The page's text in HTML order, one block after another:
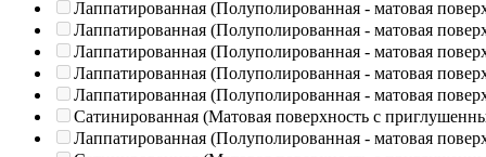
Лаппатированная (Полуполированная - матовая
Лаппатированная (Полуполированная - матовая
Лаппатированная (Полуполированная - матовая
Лаппатированная (Полуполированная - матовая
Лаппатированная (Полуполированная - матовая
Сатинированная (Матовая поверхность с
Лаппатированная (Полуполированная - матовая